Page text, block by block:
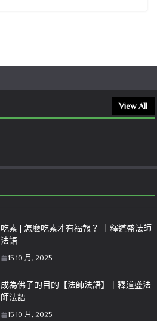
View All
吃素 | 怎麽吃素才有福報？ ｜釋道盛法師
法語
15 10 月, 2025
成為佛子的目的【法師法語】｜釋道盛法
師法語
15 10 月, 2025